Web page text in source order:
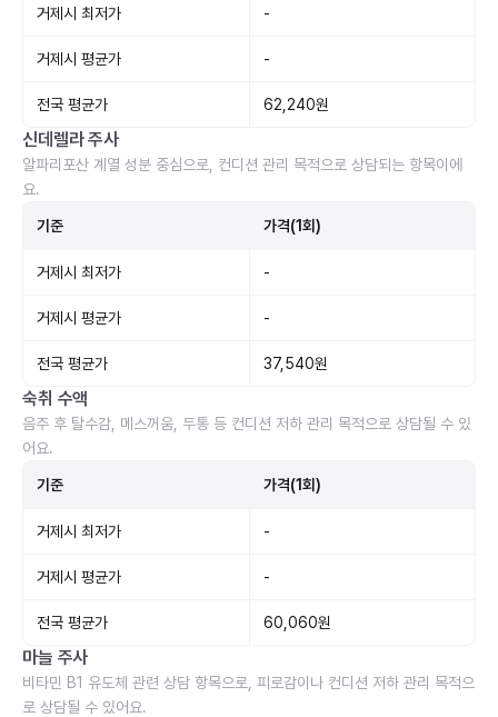
거제시 최저가 -
거제시 평균가 -
전국 평균가 62,240원
신데렐라 주사
알파리포산 계열 성분 중심으로, 컨디션 관리 목적으로 상담되는 항목이에
요.
기준 가격(1회)
거제시 최저가 -
거제시 평균가 -
전국 평균가 37,540원
숙취 수액
음주 후 탈수감, 메스꺼움, 두통 등 컨디션 저하 관리 목적으로 상담될 수 있
어요.
기준 가격(1회)
거제시 최저가 -
거제시 평균가 -
전국 평균가 60,060원
마늘 주사
비타민 B1 유도체 관련 상담 항목으로, 피로감이나 컨디션 저하 관리 목적으
로 상담될 수 있어요.